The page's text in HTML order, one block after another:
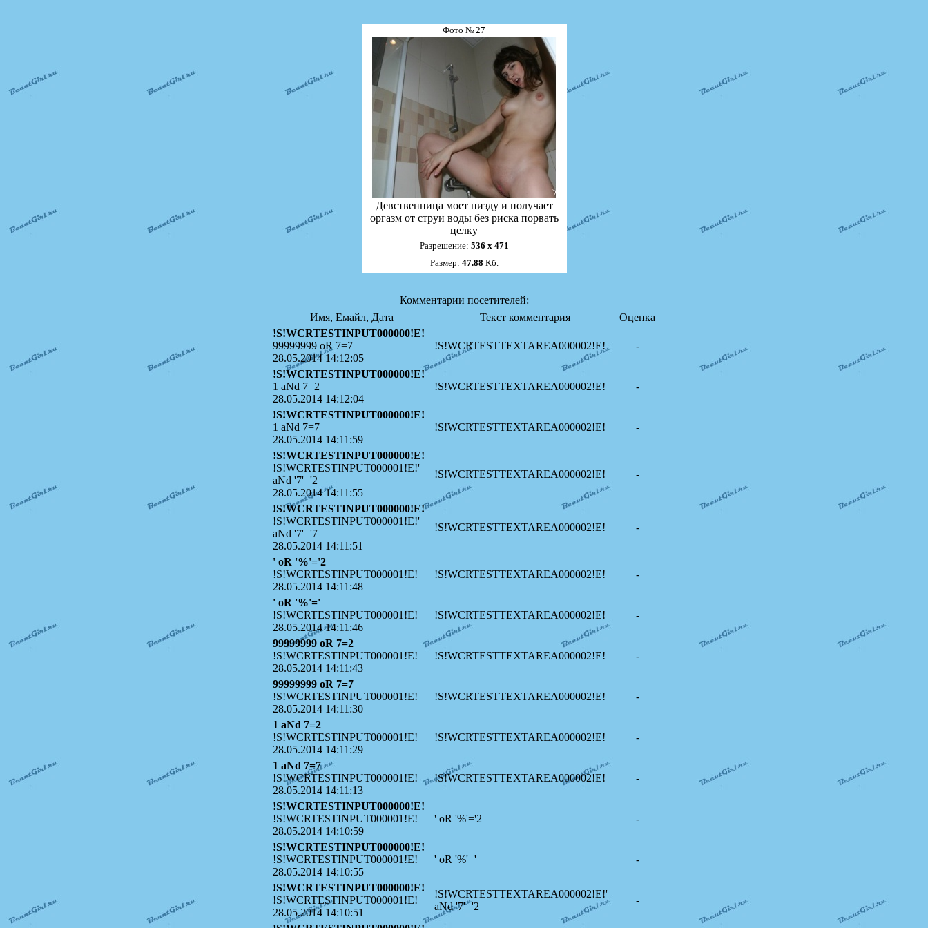
Фото № 27
Девственница моет пизду и получает
оргазм от струи воды без риска порвать
целку
Разрешение: 536 х 471
Размер: 47.88 Кб.
Комментарии посетителей:
Имя, Емайл, Дата
Текст комментария
Оценка
!S!WCRTESTINPUT000000!E!
99999999 oR 7=7
28.05.2014 14:12:05
!S!WCRTESTTEXTAREA000002!E! -
!S!WCRTESTINPUT000000!E!
1 aNd 7=2
28.05.2014 14:12:04
!S!WCRTESTTEXTAREA000002!E! -
!S!WCRTESTINPUT000000!E!
1 aNd 7=7
28.05.2014 14:11:59
!S!WCRTESTTEXTAREA000002!E! -
!S!WCRTESTINPUT000000!E!
!S!WCRTESTINPUT000001!E!'
aNd '7'='2
28.05.2014 14:11:55
!S!WCRTESTTEXTAREA000002!E! -
!S!WCRTESTINPUT000000!E!
!S!WCRTESTINPUT000001!E!'
aNd '7'='7
28.05.2014 14:11:51
!S!WCRTESTTEXTAREA000002!E! -
' oR '%'='2
!S!WCRTESTINPUT000001!E!
28.05.2014 14:11:48
!S!WCRTESTTEXTAREA000002!E! -
' oR '%'='
!S!WCRTESTINPUT000001!E!
28.05.2014 14:11:46
!S!WCRTESTTEXTAREA000002!E! -
99999999 oR 7=2
!S!WCRTESTINPUT000001!E!
28.05.2014 14:11:43
!S!WCRTESTTEXTAREA000002!E! -
99999999 oR 7=7
!S!WCRTESTINPUT000001!E!
28.05.2014 14:11:30
!S!WCRTESTTEXTAREA000002!E! -
1 aNd 7=2
!S!WCRTESTINPUT000001!E!
28.05.2014 14:11:29
!S!WCRTESTTEXTAREA000002!E! -
1 aNd 7=7
!S!WCRTESTINPUT000001!E!
28.05.2014 14:11:13
!S!WCRTESTTEXTAREA000002!E! -
!S!WCRTESTINPUT000000!E!
!S!WCRTESTINPUT000001!E!
28.05.2014 14:10:59
' oR '%'='2 -
!S!WCRTESTINPUT000000!E!
!S!WCRTESTINPUT000001!E!
28.05.2014 14:10:55
' oR '%'=' -
!S!WCRTESTINPUT000000!E!
!S!WCRTESTINPUT000001!E!
28.05.2014 14:10:51
!S!WCRTESTTEXTAREA000002!E!'
aNd '7'='2
-